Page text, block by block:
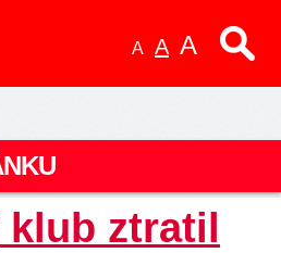
A A A
klub ztratil